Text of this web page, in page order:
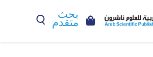
بحث
متقدم